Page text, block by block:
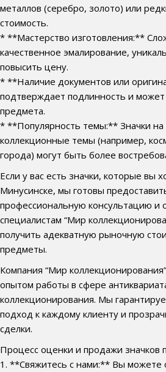
металлов (серебро, золото) или
стоимость.
* **Мастерство изготовления:**
качественное эмалирование,
повысить цену.
* **Наличие документов или
подтверждает подлинность и может
предмета.
* **Популярность темы:** Значки на
коллекционные темы (например,
города) могут быть более
Если у вас есть значки, которые вы
Минусинске, мы готовы
профессиональную консультацию и
специалистам “Мир
получить адекватную рыночную
предметы.
Компания “Мир
опытом работы в сфере
коллекционирования. Мы
подход к каждому клиенту и
сделки.
Процесс оценки и продажи значков
1. **Свяжитесь с нами:** Вы можете